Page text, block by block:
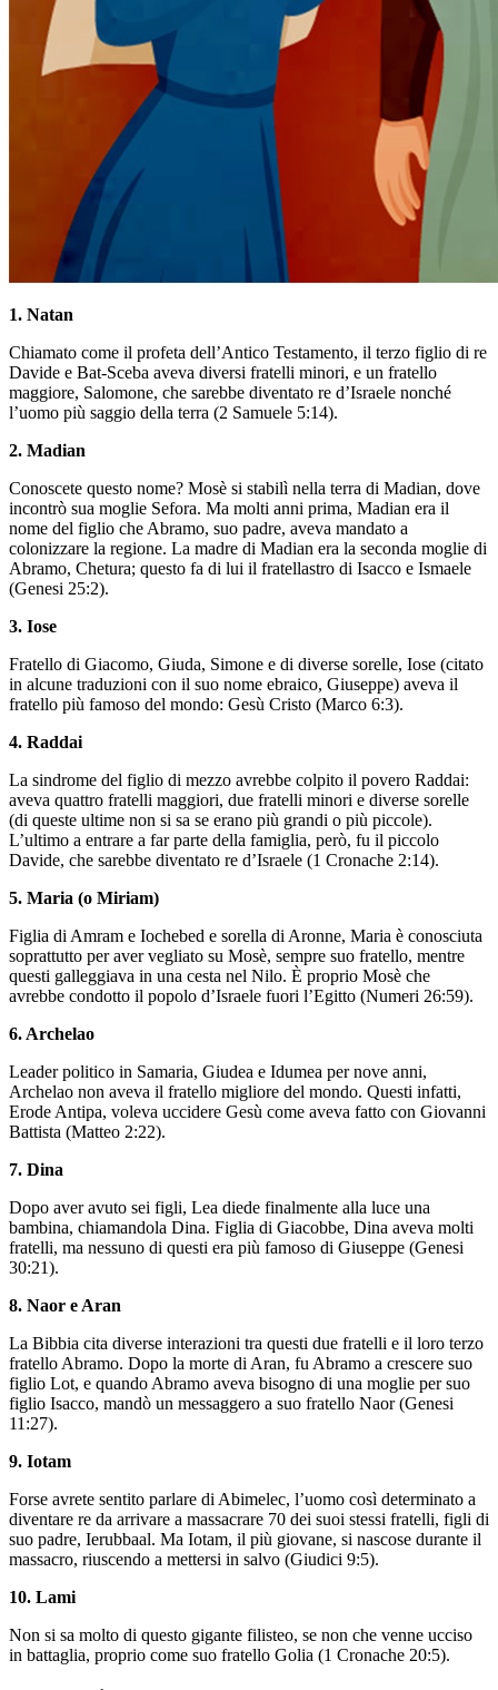
1. Natan
Chiamato come il profeta dell’Antico Testamento, il terzo figlio di re
Davide e Bat-Sceba aveva diversi fratelli minori, e un fratello
maggiore, Salomone, che sarebbe diventato re d’Israele nonché
l’uomo più saggio della terra (2 Samuele 5:14).
2. Madian
Conoscete questo nome? Mosè si stabilì nella terra di Madian, dove
incontrò sua moglie Sefora. Ma molti anni prima, Madian era il
nome del figlio che Abramo, suo padre, aveva mandato a
colonizzare la regione. La madre di Madian era la seconda moglie di
Abramo, Chetura; questo fa di lui il fratellastro di Isacco e Ismaele
(Genesi 25:2).
3. Iose
Fratello di Giacomo, Giuda, Simone e di diverse sorelle, Iose (citato
in alcune traduzioni con il suo nome ebraico, Giuseppe) aveva il
fratello più famoso del mondo: Gesù Cristo (Marco 6:3).
4. Raddai
La sindrome del figlio di mezzo avrebbe colpito il povero Raddai:
aveva quattro fratelli maggiori, due fratelli minori e diverse sorelle
(di queste ultime non si sa se erano più grandi o più piccole).
L’ultimo a entrare a far parte della famiglia, però, fu il piccolo
Davide, che sarebbe diventato re d’Israele (1 Cronache 2:14).
5. Maria (o Miriam)
Figlia di Amram e Iochebed e sorella di Aronne, Maria è conosciuta
soprattutto per aver vegliato su Mosè, sempre suo fratello, mentre
questi galleggiava in una cesta nel Nilo. È proprio Mosè che
avrebbe condotto il popolo d’Israele fuori l’Egitto (Numeri 26:59).
6. Archelao
Leader politico in Samaria, Giudea e Idumea per nove anni,
Archelao non aveva il fratello migliore del mondo. Questi infatti,
Erode Antipa, voleva uccidere Gesù come aveva fatto con Giovanni
Battista (Matteo 2:22).
7. Dina
Dopo aver avuto sei figli, Lea diede finalmente alla luce una
bambina, chiamandola Dina. Figlia di Giacobbe, Dina aveva molti
fratelli, ma nessuno di questi era più famoso di Giuseppe (Genesi
30:21).
8. Naor e Aran
La Bibbia cita diverse interazioni tra questi due fratelli e il loro terzo
fratello Abramo. Dopo la morte di Aran, fu Abramo a crescere suo
figlio Lot, e quando Abramo aveva bisogno di una moglie per suo
figlio Isacco, mandò un messaggero a suo fratello Naor (Genesi
11:27).
9. Iotam
Forse avrete sentito parlare di Abimelec, l’uomo così determinato a
diventare re da arrivare a massacrare 70 dei suoi stessi fratelli, figli di
suo padre, Ierubbaal. Ma Iotam, il più giovane, si nascose durante il
massacro, riuscendo a mettersi in salvo (Giudici 9:5).
10. Lami
Non si sa molto di questo gigante filisteo, se non che venne ucciso
in battaglia, proprio come suo fratello Golia (1 Cronache 20:5).